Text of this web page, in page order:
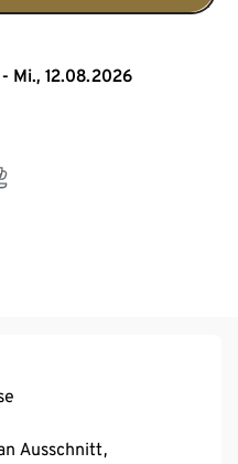
Mi., 12.08.2026
Ausschnitt,